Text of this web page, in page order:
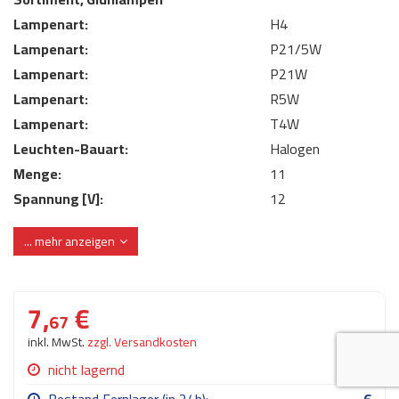
Lecksuchtechnik
Spülung/Reinigung
Werkzeuge & kleine
Lokring
Klimaanlage
Kühlung
Elektrik
Kupplung/-anbauteile
Abgasanlage
Stecker für
Ersatzeile/Einzelteile
Werkstattausrüstung
Reiniger/
Dichtmasse
Prüföl
Öle
ANMELDEN
REGISTRIEREN
MERKZETTEL
zum B2B Shop
für Werkstattkunden
Lampenart:
H4
Lampenart:
P21/5W
Lampenart:
P21W
Lampenart:
R5W
Lampenart:
T4W
Leuchten-Bauart:
Halogen
Menge:
11
Spannung [V]:
12
... mehr anzeigen
7,67 €
inkl. MwSt.zzgl. Versandkosten
nicht lagernd